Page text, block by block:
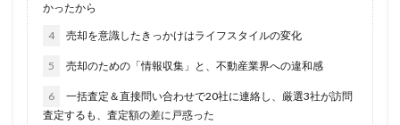
かったから
4 売却を意識したきっかけはライフスタイルの変化
5 売却のための「情報収集」と、不動産業界への違和感
6
一括査定＆直接問い合わせで20社に連絡し、厳選3社が訪問
査定するも、査定額の差に戸惑った